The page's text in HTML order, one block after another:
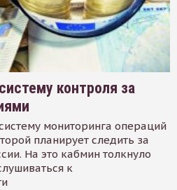
контроля за
мониторинга операций
планирует следить за
На это кабмин толкнуло
к